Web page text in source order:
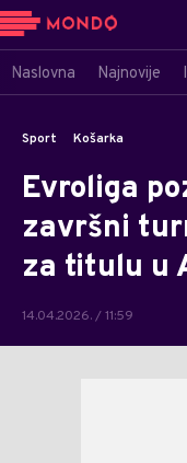
Naslovna Najnovije
Sport Košarka
Evroliga
završni
za titulu u
14.04.2026. / 11:59